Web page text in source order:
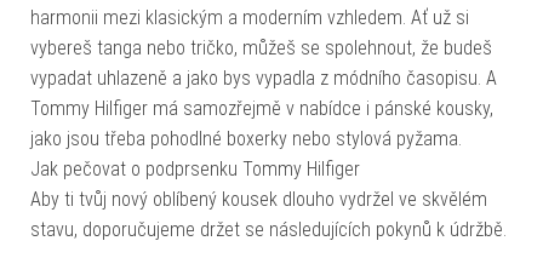
harmonii mezi klasickým a moderním vzhledem. Ať už si
vybereš tanga nebo tričko, můžeš se spolehnout, že budeš
vypadat uhlazeně a jako bys vypadla z módního časopisu. A
Tommy Hilfiger má samozřejmě v nabídce i pánské kousky,
jako jsou třeba pohodlné boxerky nebo stylová pyžama.
Jak pečovat o podprsenku Tommy Hilfiger
Aby ti tvůj nový oblíbený kousek dlouho vydržel ve skvělém
stavu, doporučujeme držet se následujících pokynů k údržbě.